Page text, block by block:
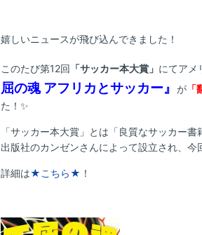
嬉しいニュースが飛び込んできました！
このたび第12回 「サッカー本大賞」 にてアメ
屈の魂 アフリカとサッカー』 が「
た！✨
「サッカー本大賞」とは「良質なサッカー
出版社のカンゼンさんによって設立され、今
詳細は★こちら★ ！